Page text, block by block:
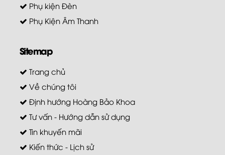
Phụ kiện Đèn
Phụ Kiện Âm Thanh
Sitemap
Trang chủ
Về chúng tôi
Định hướng Hoàng Bảo Khoa
Tư vấn - Hướng dẫn sử dụng
Tin khuyến mãi
Kiến thức - Lịch sử